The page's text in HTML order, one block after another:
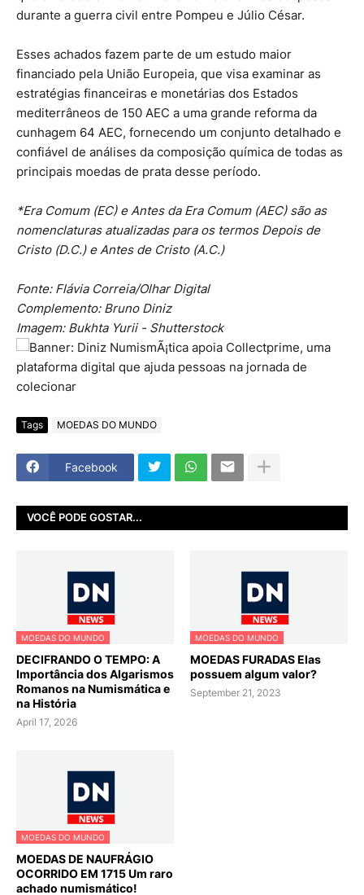
durante a guerra civil entre Pompeu e Júlio César.
Esses achados fazem parte de um estudo maior
financiado pela União Europeia, que visa examinar as
estratégias financeiras e monetárias dos Estados
mediterrâneos de 150 AEC a uma grande reforma da
cunhagem 64 AEC, fornecendo um conjunto detalhado e
confiável de análises da composição química de todas as
principais moedas de prata desse período.
*Era Comum (EC) e Antes da Era Comum (AEC) são as
nomenclaturas atualizadas para os termos Depois de
Cristo (D.C.) e Antes de Cristo (A.C.)
Fonte: Flávia Correia/Olhar Digital
Complemento: Bruno Diniz
Imagem: Bukhta Yurii - Shutterstock
Tags MOEDAS DO MUNDO
Facebook
VOCÊ PODE GOSTAR...
MOEDAS DO MUNDO
DECIFRANDO O TEMPO: A
Importância dos Algarismos
Romanos na Numismática e
na História
April 17, 2026
MOEDAS DO MUNDO
MOEDAS FURADAS Elas
possuem algum valor?
September 21, 2023
MOEDAS DO MUNDO
MOEDAS DE NAUFRÁGIO
OCORRIDO EM 1715 Um raro
achado numismático!